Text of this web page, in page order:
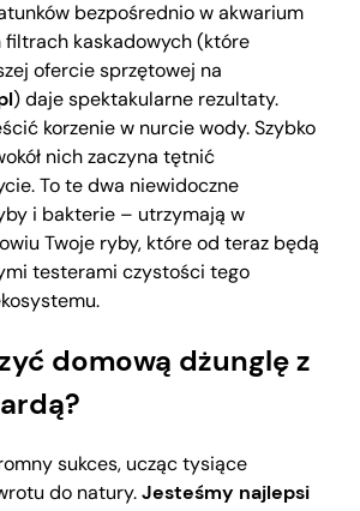
bezpośrednio w akwarium
kaskadowych (które
ofercie sprzętowej na
) daje spektakularne rezultaty.
korzenie w nurcie wody. Szybko
nich zaczyna tętnić
To te dwa niewidoczne
i bakterie – utrzymają w
Twoje ryby, które od teraz będą
testerami czystości tego
domową dżunglę z
sukces, ucząc tysiące
do natury.Jesteśmy najlepsi